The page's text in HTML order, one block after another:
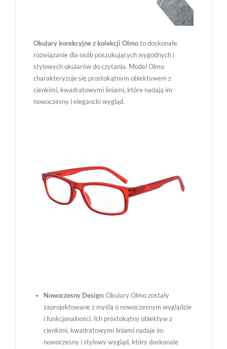
Okulary korekcyjne z kolekcji Olmoto doskonałe
rozwiązanie dla osób poszukujących wygodnych i
stylowych okularów do czytania. Model Olmo
charakteryzuje się prostokątnym obiektywem z
cienkimi, kwadratowymi liniami, które nadają im
nowoczesny i elegancki wygląd.
Nowoczesny Design:Okulary Olmo zostały
zaprojektowane z myślą o nowoczesnym wyglądzie
i funkcjonalności. Ich prostokątny obiektyw z
cienkimi, kwadratowymi liniami nadaje im
nowoczesny i stylowy wygląd, który doskonale